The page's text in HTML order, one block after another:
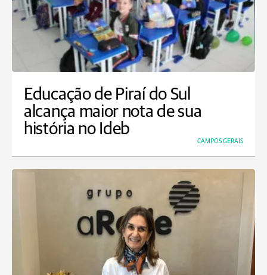
Educação de Piraí do Sul
alcança maior nota de sua
história no Ideb
CAMPOS GERAIS